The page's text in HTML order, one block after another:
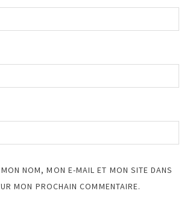
NOM, MON E-MAIL ET MON SITE DANS
MON PROCHAIN COMMENTAIRE.